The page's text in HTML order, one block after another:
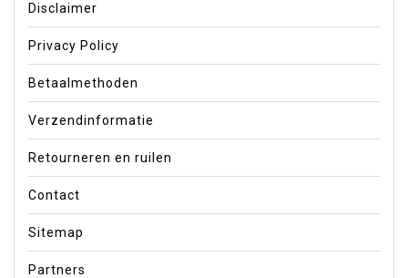
Disclaimer
Privacy Policy
Betaalmethoden
Verzendinformatie
Retourneren en ruilen
Contact
Sitemap
Partners